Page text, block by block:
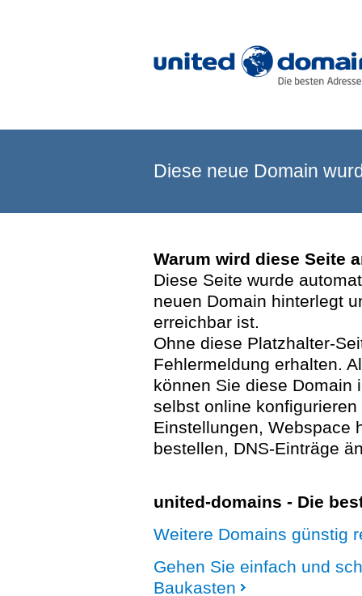
Diese neue Domain
Warum wird diese Seite
Diese Seite wurde
neuen Domain hinterlegt
erreichbar ist.
Ohne diese Platzhalter-
Fehlermeldung erhalten.
können Sie diese Domain
selbst online
Einstellungen, Webspace
bestellen, DNS-Einträge
united-domains - Die
Weitere Domains günstig
Gehen Sie einfach und
Baukasten